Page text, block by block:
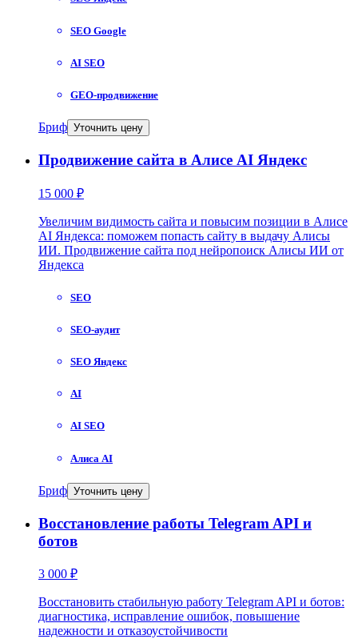
SEO Google
AI SEO
GEO-продвижение
Бриф Уточнить цену
Продвижение сайта в Алисе AI Яндекс
15 000 ₽
Увеличим видимость сайта и повысим позиции в Алисе
AI Яндекса: поможем попасть сайту в выдачу Алисы
ИИ. Продвижение сайта под нейропоиск Алисы ИИ от
Яндекса
SEO
SEO-аудит
SEO Яндекс
AI
AI SEO
Алиса AI
Бриф Уточнить цену
Восстановление работы Telegram API и
ботов
3 000 ₽
Восстановить стабильную работу Telegram API и ботов:
диагностика, исправление ошибок, повышение
надежности и отказоустойчивости